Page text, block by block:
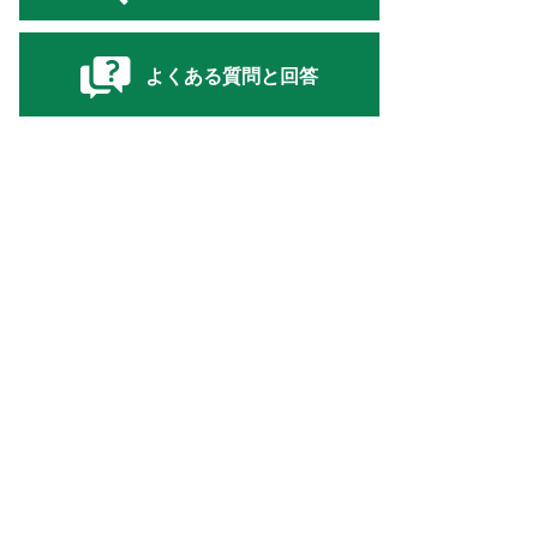
よくある質問と回答